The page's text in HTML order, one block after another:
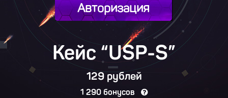
Авторизация
Кейс “USP-S”
129 рублей
1 290 бонусов